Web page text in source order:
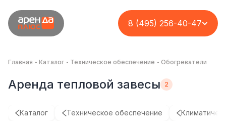
8 (495) 256-40-47
Главная Каталог Техническое обеспечение Обогреватели
Аренда тепловой завесы
Каталог Техническое обеспечение